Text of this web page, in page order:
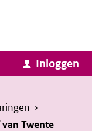
Inloggen
›
Twente